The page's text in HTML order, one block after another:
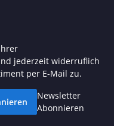
jederzeit widerruflich
per E-Mail zu.
Newsletter
Abonnieren